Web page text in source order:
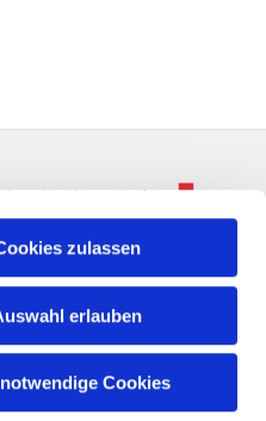
zulassen
erlauben
Cookies